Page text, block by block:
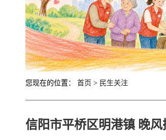
您现在的位置： 首页 > 民生关注
信阳市平桥区明港镇 晚